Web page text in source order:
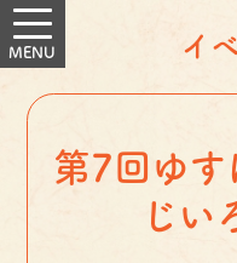
イ
第7回ゆす
じい